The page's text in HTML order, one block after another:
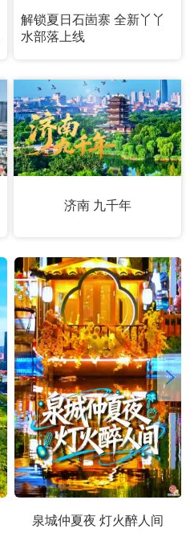
解锁夏日石崮寨 全新丫丫
水部落上线
济南 九千年
泉城仲夏夜 灯火醉人间